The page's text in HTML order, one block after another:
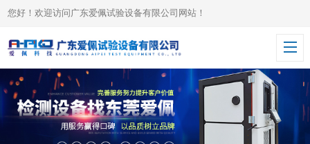
您好！欢迎访问广东爱佩试验设备有限公司网站！